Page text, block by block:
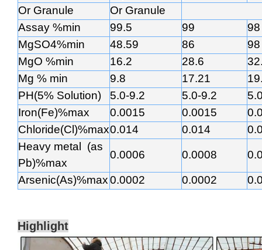
Or Granule
Or Granule
Assay %min
99.5 99
98
MgSO4%min
48.59 86
98
MgO %min
16.2 28.6
Mg % min
9.8 17.21
PH(5% Solution)
5.0-9.2 5.0-9.2
Iron(Fe)%max
0.0015 0.0015
Chloride(Cl)%max0.014 0.014
Heavy metal (as
Pb)%max
0.0006 0.0008
Arsenic(As)%max0.0002 0.0002
Highlight